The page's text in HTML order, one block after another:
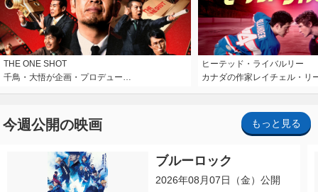
THE ONE SHOT
千鳥・大悟が企画・プロデュー…
ヒーテッド・ライバルリー
カナダの作家レイチェル・リ
今週公開の映画 もっと見る
ブルーロック
2026年08月07日（金）公開